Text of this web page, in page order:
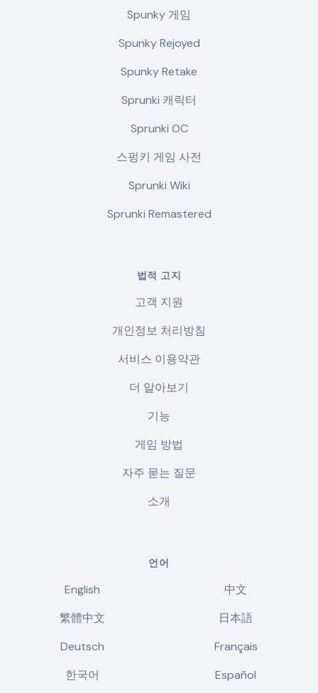
Spunky 게임
Spunky Rejoyed
Spunky Retake
Sprunki 캐릭터
Sprunki OC
스펑키 게임 사전
Sprunki Wiki
Sprunki Remastered
법적 고지
고객 지원
개인정보 처리방침
서비스 이용약관
더 알아보기
기능
게임 방법
자주 묻는 질문
소개
언어
English
中文
繁體中文
日本語
Deutsch
Français
한국어
Español